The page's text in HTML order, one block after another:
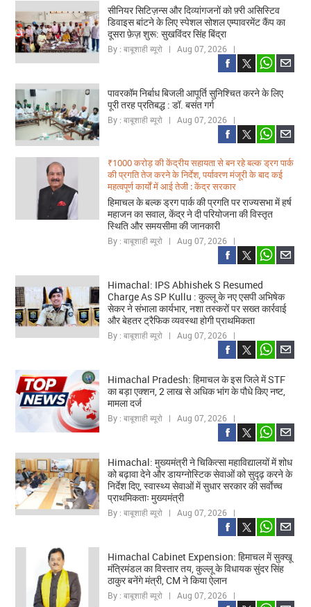
सीनियर सिटिज़न्स और दिव्यांगजनों को फ़्री असिस्टिव
डिवाइस बांटने के लिए स्पेशल सोशल एम्पावरमेंट कैंप का
दूसरा फ़ेज़ शुरू: सुखविंदर सिंह बिंद्रा
By : बाबूशाही ब्यूरो | Aug 07, 2026 |
पावरकॉम निर्बाध बिजली आपूर्ति सुनिश्चित करने के लिए
पूरी तरह प्रतिबद्ध : डॉ. बसंत गर्ग
By : बाबूशाही ब्यूरो | Aug 07, 2026 |
₹1000 करोड़ की केंद्रीय सहायता से बन रहे बल्क ड्रग पार्क
की प्रगति तेज करने के निर्देश, पर्यावरण मंजूरी के बाद कई
महत्वपूर्ण कार्यों में आई तेजी : केंद्र सरकार
हिमाचल के बल्क ड्रग पार्क की प्रगति पर राज्यसभा में हर्ष
महाजन का सवाल, केंद्र ने दी परियोजना की विस्तृत
स्थिति और समयसीमा की जानकारी
By : बाबूशाही ब्यूरो | Aug 07, 2026 |
Himachal: IPS Abhishek S Resumed
Charge As SP Kullu : कुल्लू के नए एसपी अभिषेक
सेकर ने संभाला कार्यभार, नशा तस्करों पर सख्त कार्रवाई
और बेहतर ट्रैफिक व्यवस्था होगी प्राथमिकता
By : बाबूशाही ब्यूरो | Aug 07, 2026 |
Himachal Pradesh: हिमाचल के इस जिले में STF
का बड़ा एक्शन, 2 लाख से अधिक भांग के पौधे किए नष्ट,
मामला दर्ज
By : बाबूशाही ब्यूरो | Aug 07, 2026 |
Himachal: मुख्यमंत्री ने चिकित्सा महाविद्यालयों में शोध
को बढ़ावा देने और डायग्नोस्टिक सेवाओं को सुदृढ़ करने के
निर्देश दिए, स्वास्थ्य सेवाओं में सुधार सरकार की सर्वाेच्च
प्राथमिकताः मुख्यमंत्री
By : बाबूशाही ब्यूरो | Aug 07, 2026 |
Himachal Cabinet Expension: हिमाचल में सुक्खू
मंत्रिमंडल का विस्तार तय, कुल्लू के विधायक सुंदर सिंह
ठाकुर बनेंगे मंत्री, CM ने किया ऐलान
By : बाबूशाही ब्यूरो | Aug 07, 2026 |